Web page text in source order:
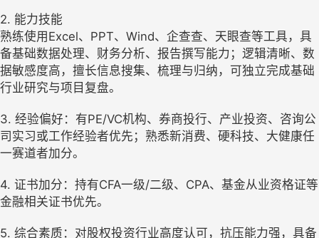
2. 能力技能
熟练使用Excel、PPT、Wind、企查查、天眼查等工具，具
备基础数据处理、财务分析、报告撰写能力；逻辑清晰、数
据敏感度高，擅长信息搜集、梳理与归纳，可独立完成基础
行业研究与项目复盘。
3. 经验偏好：有PE/VC机构、券商投行、产业投资、咨询公
司实习或工作经验者优先；熟悉新消费、硬科技、大健康任
一赛道者加分。
4. 证书加分：持有CFA一级/二级、CPA、基金从业资格证等
金融相关证书优先。
5. 综合素质：对股权投资行业高度认可，抗压能力强，具备